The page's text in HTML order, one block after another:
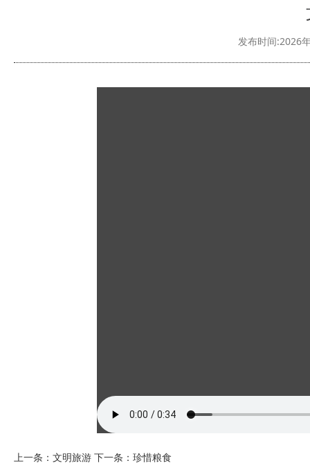
发布时间:2026
上一条： 文明旅游 下一条： 珍惜粮食